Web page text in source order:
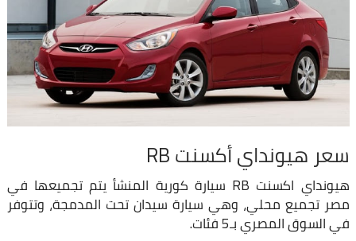
سعر هيونداي أكسنت RB
هيونداي اكسنت RB سيارة كورية المنشأ يتم تجميعها في
مصر تجميع محلي، وهي سيارة سيدان تحت المدمجة، وتتوفر
في السوق المصري بـ5 فئات.